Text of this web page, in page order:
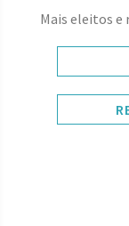
Mais eleitos e